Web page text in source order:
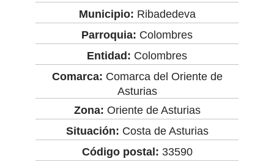
Municipio: Ribadedeva
Parroquia: Colombres
Entidad: Colombres
Comarca: Comarca del Oriente de
Asturias
Zona: Oriente de Asturias
Situación: Costa de Asturias
Código postal: 33590